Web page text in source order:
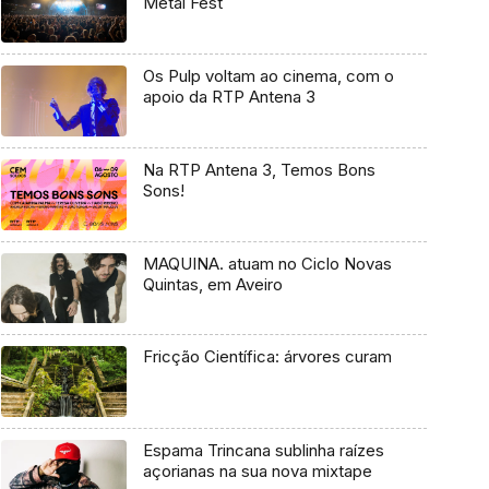
Os Pulp voltam ao cinema, com o
apoio da RTP Antena 3
Na RTP Antena 3, Temos Bons
Sons!
MAQUINA. atuam no Ciclo Novas
Quintas, em Aveiro
Fricção Científica: árvores curam
Espama Trincana sublinha raízes
açorianas na sua nova mixtape